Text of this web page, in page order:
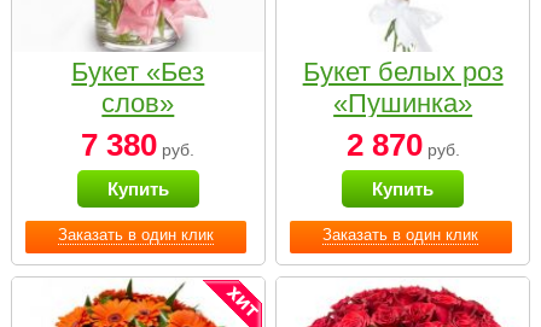
Заказать в один клик
Букет «Без
слов»
7 380 руб.
Купить
Заказать в один клик
Букет белых роз
«Пушинка»
2 870руб.
Купить